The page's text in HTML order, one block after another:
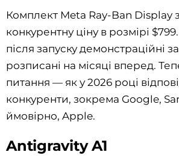
Комплект Meta Ray-Ban Display
конкурентну ціну в розмірі
після запуску демонстраційні
розписані на місяці вперед.
питання — як у 2026 році
конкуренти, зокрема Google,
ймовірно, Apple.
Antigravity A1